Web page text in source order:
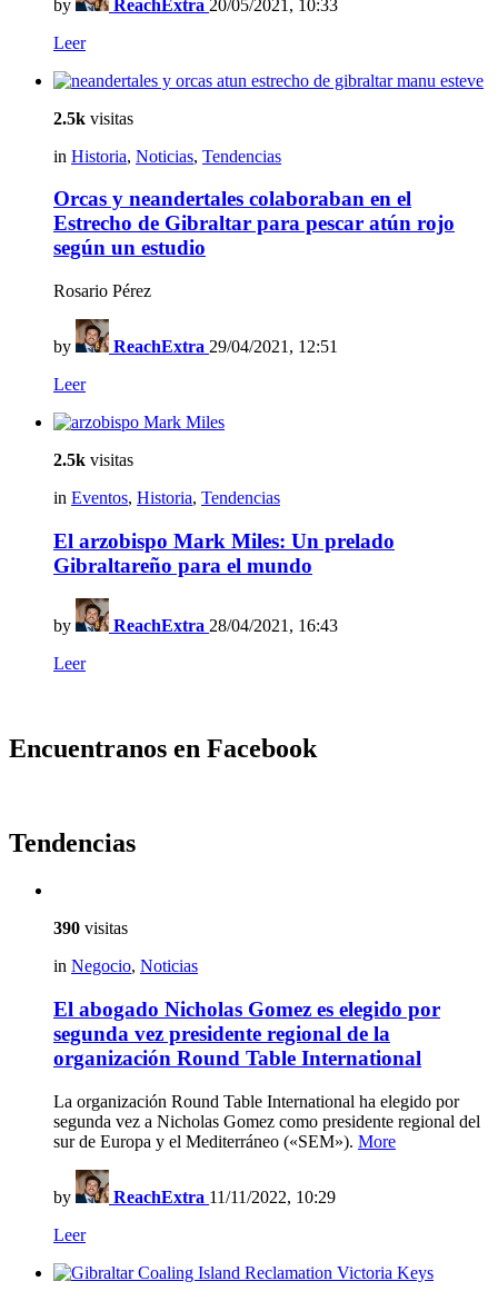
by ReachExtra 20/05/2021, 10:33
Leer
2.5k visitas
in Historia, Noticias, Tendencias
Orcas y neandertales colaboraban en el
Estrecho de Gibraltar para pescar atún rojo
según un estudio
Rosario Pérez
by ReachExtra 29/04/2021, 12:51
Leer
2.5k visitas
in Eventos, Historia, Tendencias
El arzobispo Mark Miles: Un prelado
Gibraltareño para el mundo
by ReachExtra 28/04/2021, 16:43
Leer
Encuentranos en Facebook
Tendencias
390 visitas
in Negocio, Noticias
El abogado Nicholas Gomez es elegido por
segunda vez presidente regional de la
organización Round Table International
La organización Round Table International ha elegido por
segunda vez a Nicholas Gomez como presidente regional del
sur de Europa y el Mediterráneo («SEM»). More
by ReachExtra 11/11/2022, 10:29
Leer